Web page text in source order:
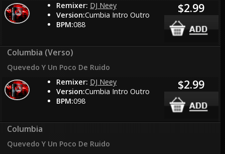
Remixer: DJ Neey
Version:Cumbia Intro Outro
BPM:088
$2.99
Columbia (Verso)
Quevedo Y Un Poco De Ruido
Remixer: DJ Neey
Version:Cumbia Intro Outro
BPM:098
$2.99
Columbia
Quevedo Y Un Poco De Ruido